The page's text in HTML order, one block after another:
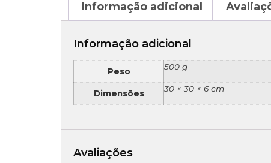
Informação adicional
Informação adicional
Peso 500 g
Dimensões 30 × 30 × 6 cm
Avaliações